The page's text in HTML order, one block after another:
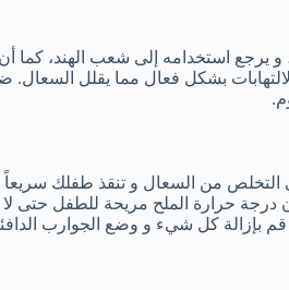
و يرجع استخدامه إلى شعب الهند،
بشكل فعال مما يقلل
من السعال و تنقذ طفلك سريعاً
درجة حرارة الملح مريحة للطفل حتى
بإزالة كل شيء و وضع الجوارب